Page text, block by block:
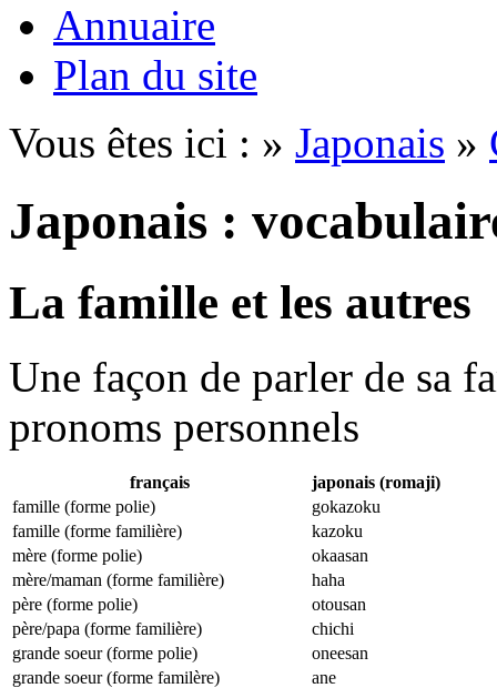
Annuaire
Plan du site
Vous êtes ici : » Japonais »
Japonais :
La famille et les autres
Une façon de parler de sa
pronoms personnels
français
japonais (romaji)
famille (forme polie)
gokazoku
famille (forme familière)
kazoku
mère (forme polie)
okaasan
mère/maman (forme familière)
haha
père (forme polie)
otousan
père/papa (forme familière)
chichi
grande soeur (forme polie)
oneesan
grande soeur (forme familère)
ane